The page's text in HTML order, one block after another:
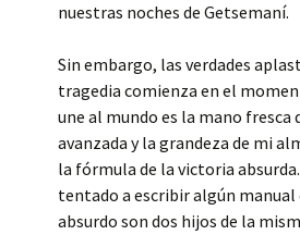
nuestras noches de Getsemaní.
Sin embargo, las verdades
tragedia comienza en el
une al mundo es la mano fresca
avanzada y la grandeza de mi
la fórmula de la victoria
tentado a escribir algún manual
absurdo son dos hijos de la